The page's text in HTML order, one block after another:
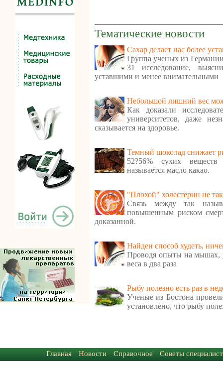
Тематические новости
Сахар делает нас более
Группа ученых из
31 исследование,
уставшими и менее внимательными
Небольшой лишний вес
Как доказали
университетов, даже
сказывается на здоровье.
Темный шоколад снижает
52?56% сухих
называется масло какао.
"Плохой" холестерин не
Связь между так
повышенным риском
доказанной.
Найден способ худеть,
Проводя опыты на мышах,
веса в два раза
Рыбу полезно есть раз в
Ученые из Бостона
установлено, что рыбу
Главная Новости Справочное Советы